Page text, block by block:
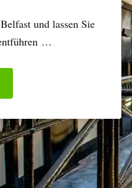
E-
Mail-
Adresse
Mit der
und lassen Sie
…